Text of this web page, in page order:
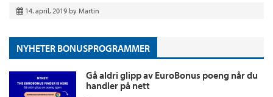
14. april, 2019 by Martin
NYHETER BONUSPROGRAMMER
Gå aldri glipp av EuroBonus poeng når du
handler på nett